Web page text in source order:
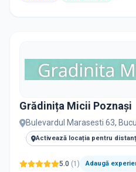
Grădinița Micii Poznași
Bulevardul Marasesti 63,
Activează locația pentru
5.0 (1 ) Adaugă